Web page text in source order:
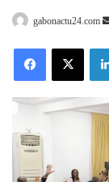
gabonactu24.com
FacebookX